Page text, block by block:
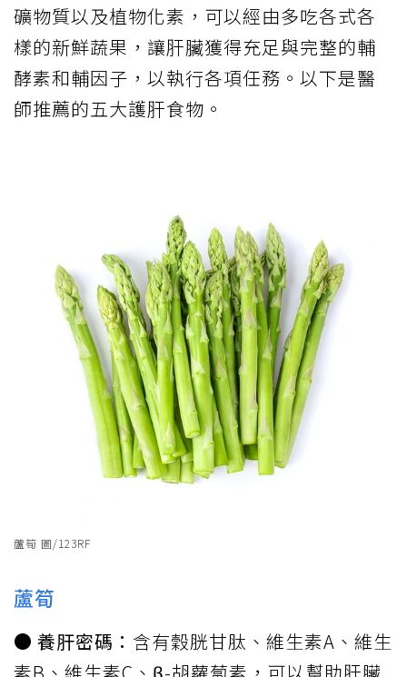
礦物質以及植物化素，可以經由多吃各式各
樣的新鮮蔬果，讓肝臟獲得充足與完整的輔
酵素和輔因子，以執行各項任務。以下是醫
師推薦的五大護肝食物。
蘆筍 圖/123RF
蘆筍
● 養肝密碼： 含有穀胱甘肽、維生素A、維生